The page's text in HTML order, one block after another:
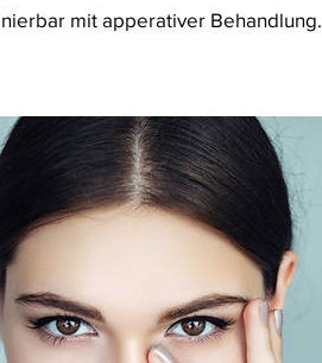
mit apperativer Behandlung.